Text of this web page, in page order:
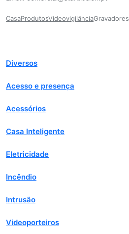
CasaProdutosVideovigilânciaGravadores
Diversos
Acesso e presença
Acessórios
Casa Inteligente
Eletricidade
Incêndio
Intrusão
Videoporteiros